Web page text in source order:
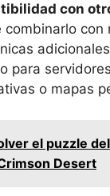
con
combinarlo con
para
o mapas
el puzzle
Desert